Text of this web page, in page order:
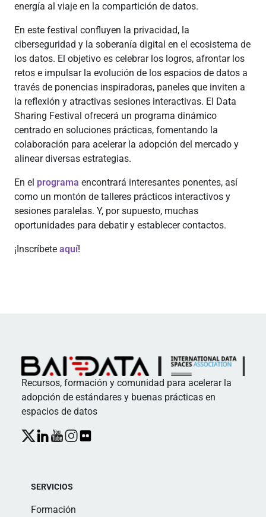
energía al viaje en la compartición de datos.
En este festival confluyen la privacidad, la
ciberseguridad y la soberanía digital en el ecosistema de
los datos. El objetivo es celebrar los logros, afrontar los
retos e impulsar la evolución de los espacios de datos a
través de ponencias inspiradoras, paneles que inviten a
la reflexión y atractivas sesiones interactivas. El Data
Sharing Festival ofrecerá un programa dinámico
centrado en soluciones prácticas, fomentando la
colaboración para acelerar la adopción del mercado y
alinear diversas estrategias.
En el programa encontrará interesantes ponentes, así
como un montón de talleres prácticos interactivos y
sesiones paralelas. Y, por supuesto, muchas
oportunidades para debatir y establecer contactos.
¡Inscríbete aquí!
Recursos, formación y comunidad para acelerar la
adopción de estándares y buenas prácticas en
espacios de datos
SERVICIOS
Formación